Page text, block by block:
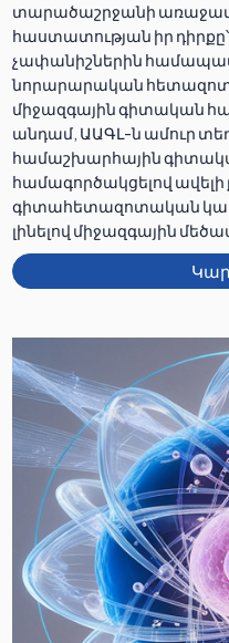
տարածաշրջանի
հաստատության իր
չափանիշներին
նորարարական
միջազգային գիտական
անդամ, ԱԱԳԼ-ն ամուր
համաշխարհային
համագործակցելով ավելի
գիտահետազոտական
լինելով միջազգային